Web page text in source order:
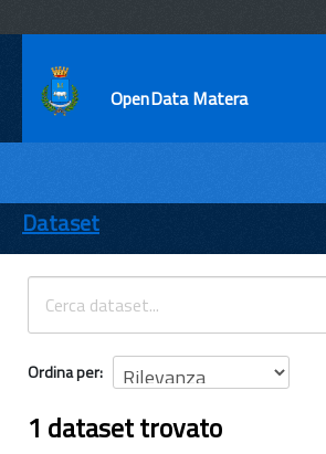
OpenData Matera
ENTI
TEMI
INFORMAZIONI
Dataset
Ordina per
1 dataset trovato